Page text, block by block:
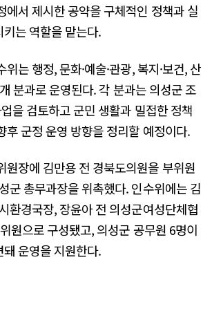
에서 제시한 공약을 구체적인 정책과 실
는 역할을 맡는다.
는 행정, 문화·예술·관광, 복지·보건, 산
분과로 운영된다. 각 분과는 의성군 조
을 검토하고 군민 생활과 밀접한 정책
후 군정 운영 방향을 정리할 예정이다.
원장에 김만용 전 경북도의원을 부위원
군 총무과장을 위촉했다. 인수위에는 김
환경국장, 장윤아 전 의성군여성단체협
원으로 구성됐고, 의성군 공무원 6명이
운영을 지원한다.